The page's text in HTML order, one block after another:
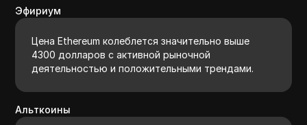
Эфириум
Цена Ethereum колеблется значительно выше
4300 долларов с активной рыночной
деятельностью и положительными трендами.
Альткоины